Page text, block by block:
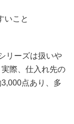
いこと
リーズは扱いや
際、仕入れ先の
点あり、多